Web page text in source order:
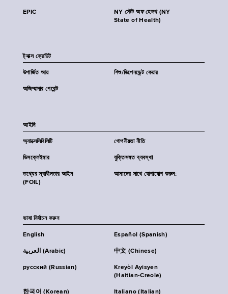
EPIC
NY স্টেট অফ হেলথ (NY
State of Health)
ট্যাক্স ক্রেডিট
উপার্জিত আয় শিশু/ডিপেনডেন্ট কেয়ার
অজিম্মাদার পেরেন্ট
আইনি
অ্যাক্সেসিবিলিটি গোপনীয়তা নীতি
ডিসক্লেইমার যুক্তিসঙ্গত ব্যবস্থা
তথ্যের স্বাধীনতার আইন
(FOIL)
আমাদের সাথে যোগাযোগ করুন:
ভাষা নির্বাচন করুন
English Español (Spanish)
العربية (Arabic) 中文 (Chinese)
русский (Russian)
Kreyòl Ayisyen
(Haitian-Creole)
한국어 (Korean) Italiano (Italian)